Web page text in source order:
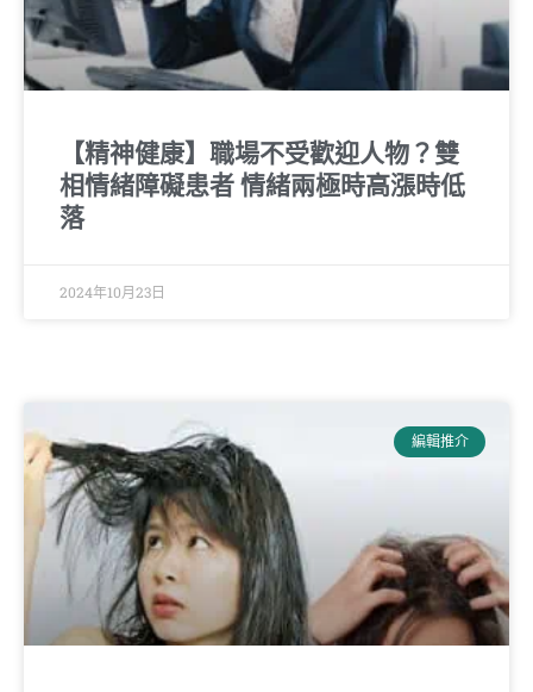
【精神健康】職場不受歡迎人物？雙
相情緒障礙患者 情緒兩極時高漲時低
落
2024年10月23日
編輯推介